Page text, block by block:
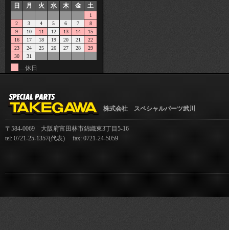
日
月 火 水 木 金 土
1
2
3 4 5 6 7
8
9
10 11 12 13 14
15
16
17 18 19 20 21
22
23
24 25 26 27 28
29
30
31
…休日
株式会社 スペシャルパーツ武川
〒584-0069 大阪府富田林市錦織東3丁目5-16
tel: 0721-25-1357(代表) fax: 0721-24-5059